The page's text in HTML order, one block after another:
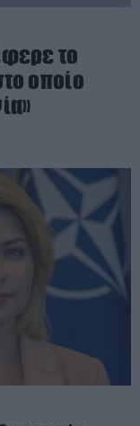
το
οποίο